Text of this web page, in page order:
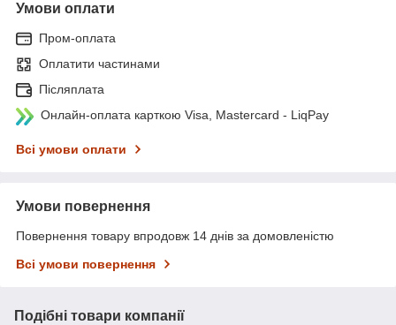
Умови оплати
Пром-оплата
Оплатити частинами
Післяплата
Онлайн-оплата карткою Visa, Mastercard - LiqPay
Всі умови оплати
Умови повернення
Повернення товару впродовж 14 днів за домовленістю
Всі умови повернення
Подібні товари компанії